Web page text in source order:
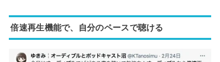
倍速再生機能で、自分のペースで聴ける